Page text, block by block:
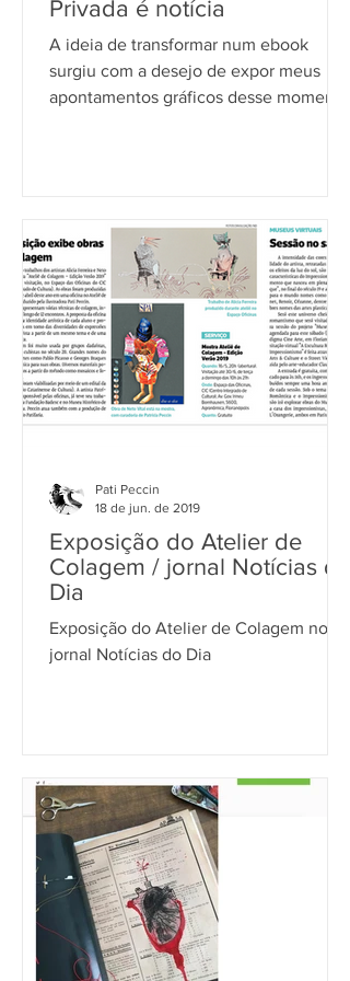
Privada é notícia
A ideia de transformar num ebook
surgiu com a desejo de expor meus
apontamentos gráficos desse momento
Exposição do Atelier de
Colagem / jornal Notícias do
Dia
Exposição do Atelier de Colagem no
jornal Notícias do Dia
Pati Peccin
18 de jun. de 2019